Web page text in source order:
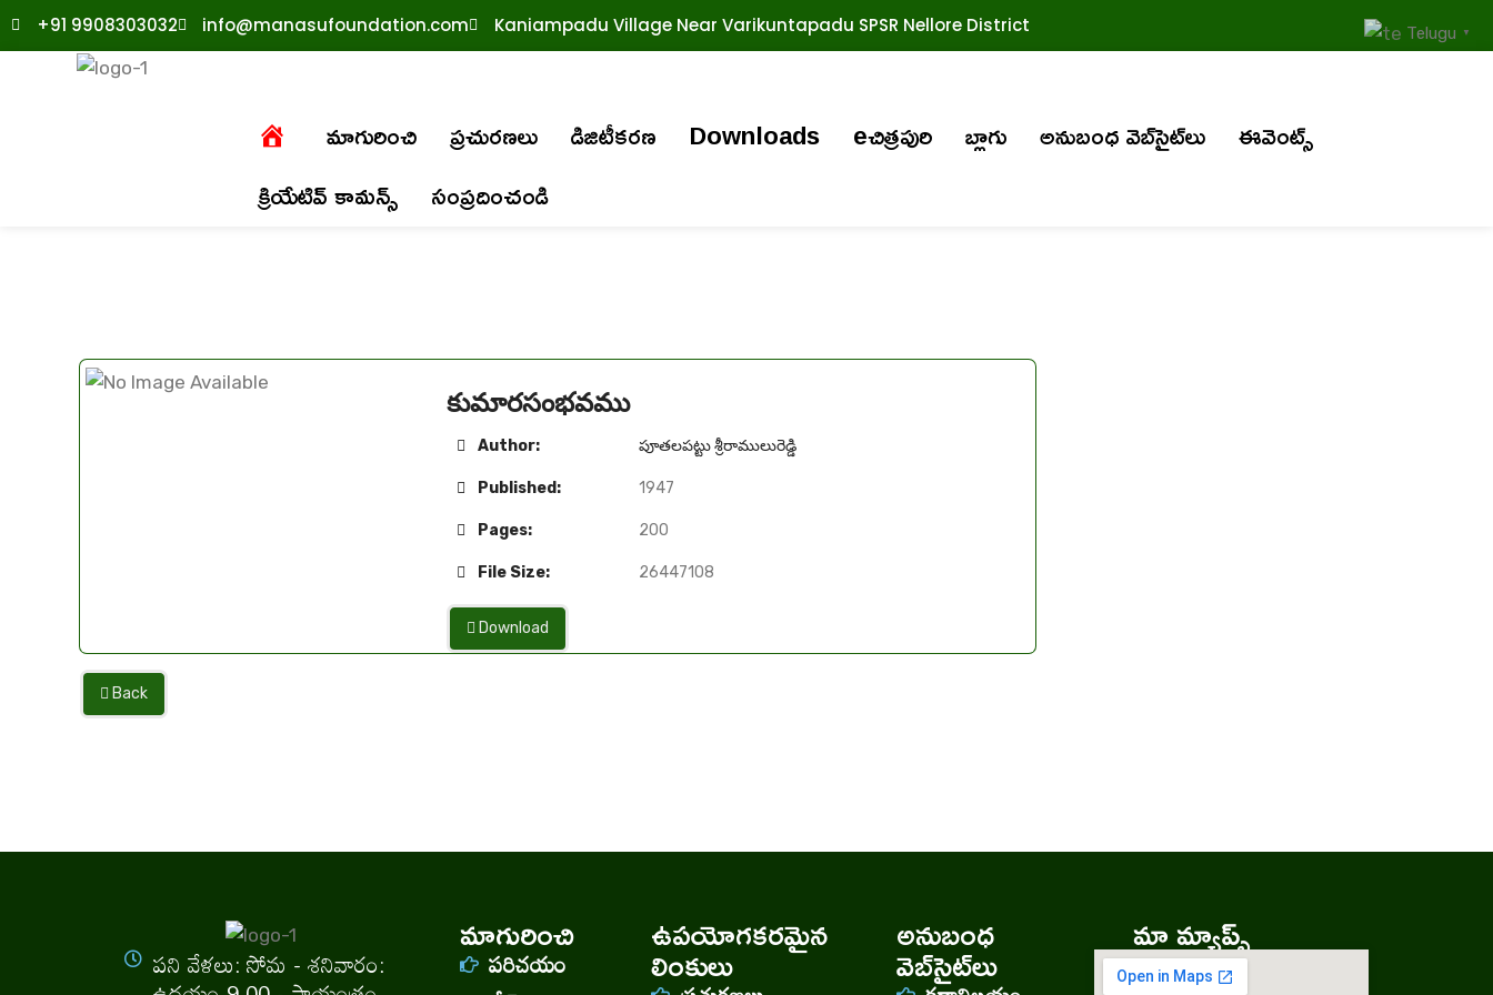
+91 9908303032 info@manasufoundation.com Kaniampadu Village Near Varikuntapadu SPSR Nellore District
మాగురించి ప్రచురణలు డిజిటీకరణ Downloads eచిత్రపురి బ్లాగు అనుబంధ వెబ్‌సైట్‌లు
ఈవెంట్స్
క్రియేటివ్ కామన్స్
సంప్రదించండి
కుమారసంభవము
Author: పూతలపట్టు శ్రీరాములురెడ్డి
Published: 1947
Pages: 200
File Size: 26447108
Download
Back
పని వేళలు: సోమ - శనివారం:
మాగురించి
పరిచయం
ఉపయోగకరమైన
లింకులు
అనుబంధ
వెబ్‌సైట్‌లు
మా మ్యాప్స్
Telugu ▼